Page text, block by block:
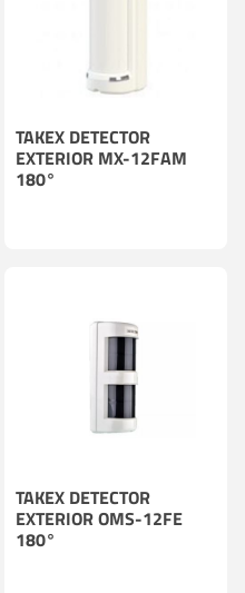
TAKEX DETECTOR
EXTERIOR MX-12FAM
180°
TAKEX DETECTOR
EXTERIOR OMS-12FE
180°